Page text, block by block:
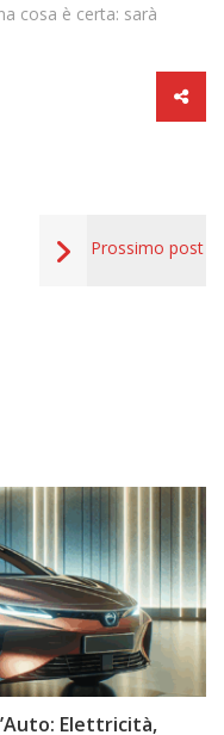
cosa è certa: sarà
Prossimo post
Elettricità,